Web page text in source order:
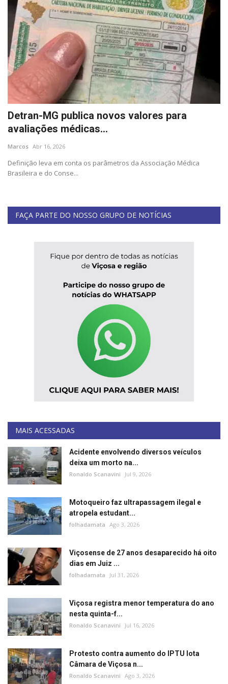
Detran-MG publica novos valores para
avaliações médicas...
Marcos Abr 16, 2026
Definição leva em conta os parâmetros da Associação Médica
Brasileira e do Conse...
FAÇA PARTE DO NOSSO GRUPO DE NOTÍCIAS
MAIS ACESSADAS
Acidente envolvendo diversos veículos
deixa um morto na...
Ronaldo Scanavini Jul 9, 2026
Motoqueiro faz ultrapassagem ilegal e
atropela estudant...
folhadamata Ago 3, 2026
Viçosense de 27 anos desaparecido há oito
dias em Juiz ...
folhadamata Jul 31, 2026
Viçosa registra menor temperatura do ano
nesta quinta-f...
Ronaldo Scanavini Jul 16, 2026
Protesto contra aumento do IPTU lota
Câmara de Viçosa n...
Ronaldo Scanavini Ago 3, 2026